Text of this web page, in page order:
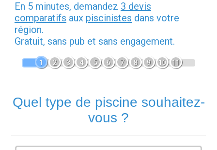
En 5 minutes, demandez 3 devis
comparatifs aux piscinistes dans votre
région.
Gratuit, sans pub et sans engagement.
1 2 3 4 5 6 7 8 9 10 11
Quel type de piscine souhaitez-
vous ?